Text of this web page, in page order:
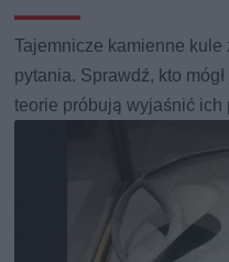
Tajemnicze kamienne
pytania. Sprawdź, kto
teorie próbują wyjaśnić ich